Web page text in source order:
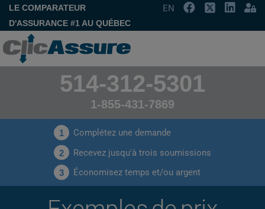
LE COMPARATEUR
D'ASSURANCE #1 AU QUÉBEC
EN
514-312-5301
1-855-431-7869
1 Complétez une demande
2 Recevez jusqu'à trois soumissions
3 Économisez temps et/ou argent